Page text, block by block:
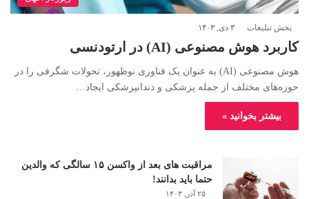
بخش تبلیغات ۳ دی, ۱۴۰۳
کاربرد هوش مصنوعی (AI) در ارتودنسی
هوش مصنوعی (AI) به عنوان یک فناوری نوظهور، تحولات شگرفی را در
حوزه‌های مختلف از جمله پزشکی و دندانپزشکی ایجاد…
بیشتر بخوانید »
مراقبت های بعد از واکسن ۱۵ سالگی که والدین
حتما باید بدانند!
۲۵ آذر, ۱۴۰۳